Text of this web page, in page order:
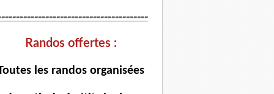
Randos offertes :
outes les randos organisées